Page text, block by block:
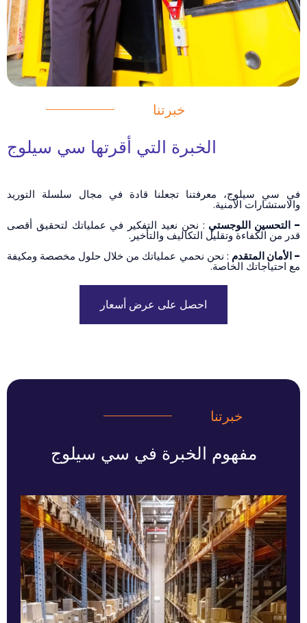
خبرتنا
الخبرة التي أقرتها سي سيلوج
في سي سيلوج، معرفتنا تجعلنا قادة في مجال سلسلة التوريد
والاستشارات الأمنية.
- التحسين اللوجستي : نحن نعيد التفكير في عملياتك لتحقيق أقصى
قدر من الكفاءة وتقليل التكاليف والتأخير.
- الأمان المتقدم : نحن نحمي عملياتك من خلال حلول مخصصة ومكيفة
مع احتياجاتك الخاصة.
احصل على عرض أسعار
خبرتنا
مفهوم الخبرة في سي سيلوج